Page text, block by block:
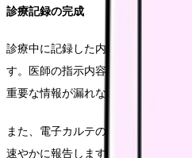
診療記録の完成
診療中に記録した内容を確認し、必
す。医師の指示内容、実施した指導
重要な情報が漏れなく記録されてい
また、電子カルテの記載内容につい
速やかに報告します。